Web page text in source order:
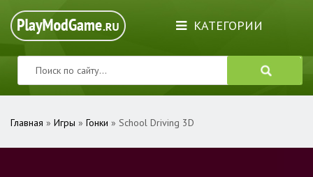
КАТЕГОРИИ
Главная » Игры » Гонки » School Driving 3D